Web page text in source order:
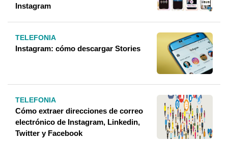
Instagram
TELEFONIA
Instagram: cómo descargar Stories
TELEFONIA
Cómo extraer direcciones de correo
electrónico de Instagram, Linkedin,
Twitter y Facebook